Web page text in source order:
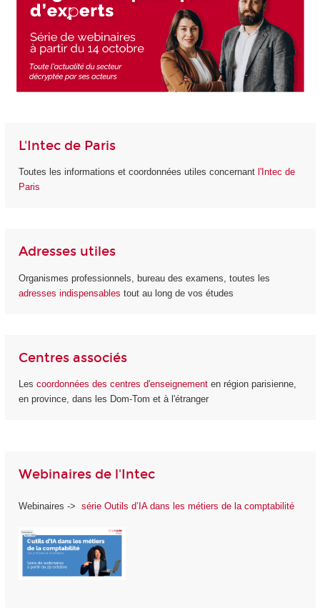
L'Intec de Paris
Toutes les informations et coordonnées utiles concernant l'Intec de
Paris
Adresses utiles
Organismes professionnels, bureau des examens, toutes les
adresses indispensables tout au long de vos études
Centres associés
Les coordonnées des centres d'enseignement en région parisienne,
en province, dans les Dom-Tom et à l'étranger
Webinaires de l'Intec
Webinaires -> série Outils d’IA dans les métiers de la comptabilité